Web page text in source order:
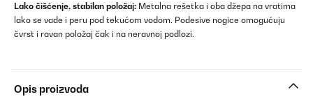
Lako čišćenje, stabilan položaj: Metalna rešetka i oba džepa na vratima
lako se vade i peru pod tekućom vodom. Podesive nogice omogućuju
čvrst i ravan položaj čak i na neravnoj podlozi.
Opis proizvoda